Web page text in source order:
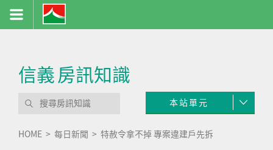
信義房訊知識
本站單元
HOME 每日新聞 特赦令拿不掉 專案違建戶先拆